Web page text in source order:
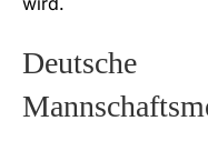
Deutsche